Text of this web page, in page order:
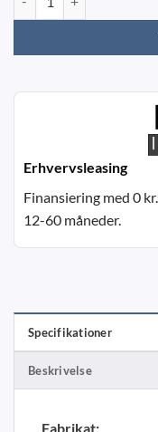
Erhvervsleasing
Finansiering med 0
12-60 måneder.
Specifikationer
Beskrivelse
Fabrikat: